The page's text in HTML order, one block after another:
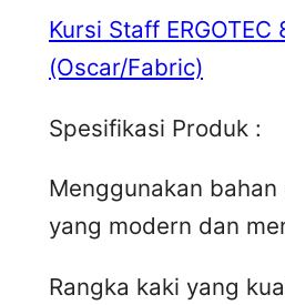
Kursi Staff ERGOTEC
(Oscar/Fabric)
Spesifikasi Produk :
Menggunakan
yang modern dan
Rangka kaki yang